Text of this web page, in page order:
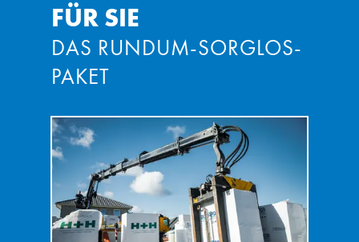
FÜR SIE
DAS RUNDUM-SORGLOS-
PAKET